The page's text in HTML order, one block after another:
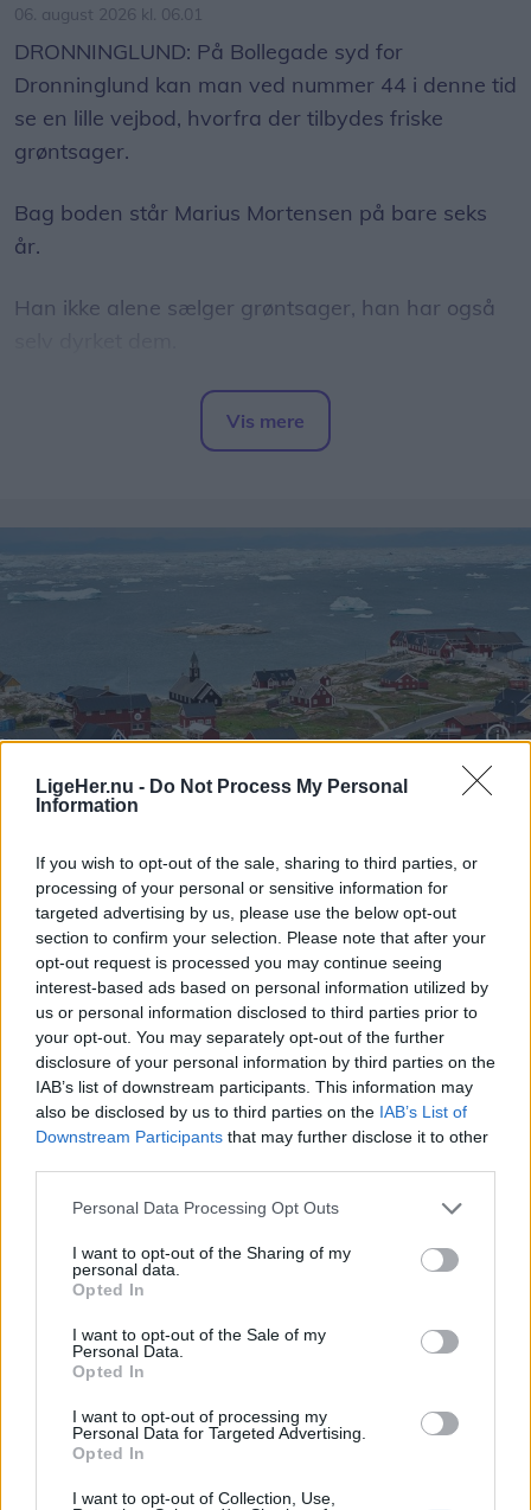
LigeHer.nu - Do Not Process My Personal
Information
If you wish to opt-out of the sale, sharing to third parties, or
processing of your personal or sensitive information for
targeted advertising by us, please use the below opt-out
section to confirm your selection. Please note that after your
opt-out request is processed you may continue seeing
interest-based ads based on personal information utilized by
us or personal information disclosed to third parties prior to
your opt-out. You may separately opt-out of the further
disclosure of your personal information by third parties on the
IAB’s list of downstream participants. This information may
also be disclosed by us to third parties on the IAB’s List of
Downstream Participants that may further disclose it to other
Personal Data Processing Opt Outs
I want to opt-out of the Sharing of my
personal data.
Opted In
I want to opt-out of the Sale of my
Personal Data.
Opted In
I want to opt-out of processing my
Personal Data for Targeted Advertising.
Opted In
I want to opt-out of Collection, Use,
06. august 2026 kl. 06.01
DRONNINGLUND: På Bollegade syd for
Dronninglund kan man ved nummer 44 i denne tid
se en lille vejbod, hvorfra der tilbydes friske
grøntsager.
Bag boden står Marius Mortensen på bare seks
år.
Han ikke alene sælger grøntsager, han har også
I sine forældres have har han fået sin helt egen
afdeling, hvor han i foråret såede squash,
Han har også passet dem omhyggeligt frem til nu,
hvor han hver dag sætter et udvalg til salg i sin
vejbod.
- Jeg har ikke så meget tilbage, for det meste er
allerede solgt, fortæller han, mens han viser sin
have frem.
Der er endnu lidt gulerødder tilbage og en hel del
squash.
- Dem kommer der mange af. De vokser godt. Min
have ligger, hvor der har ligget en mødding, så
det hele er vokset fint. Mine gulerødder er meget
større end min fars, siger han stolt.
Nem at få øje på
Vis mere
Fortællinger fra en pensioneret
politimand: Grønland set gennem
Solveigs og Ulriks briller
Jørgen Ingvardsen
Følg os på Discover
06. august 2026 kl. 14.39
DRONNINGLUND/ILULISSAT: Den nu
pensionerede politibetjent, Ulrik Elmkvist Eriksen
fra Dronninglund, har gennem adskillige
af Grønland og sine oplevelser som udsendt
politimand 13 gange til Grønland.
kapitel afsluttet. Men nej, for i 2024 så han et
stillingsopslag, hvor et rejseselskab søgte
medarbejdere til den kommende sommer i
Ilulissat.